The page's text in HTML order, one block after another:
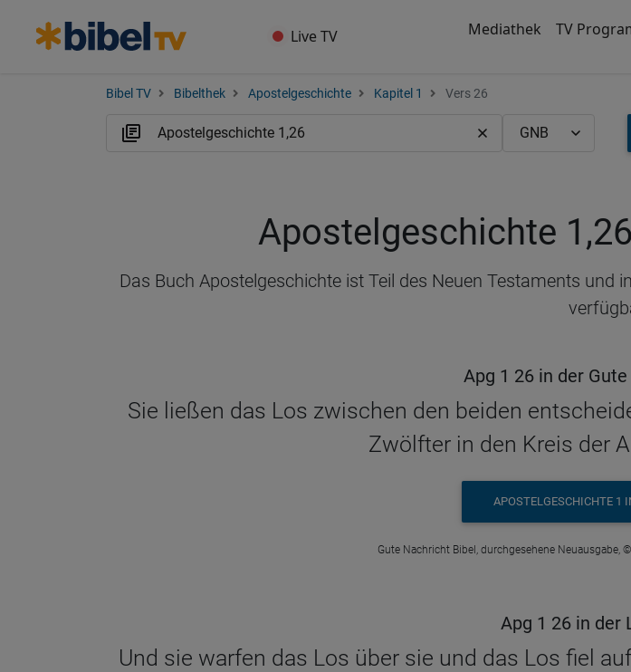
Live TV Mediathek TV
Bibel TV Bibelthek Apostelgeschichte Kapitel 1 Vers 26
Apostelgeschichte 1,26
Das Buch Apostelgeschichte ist Teil des Neuen Testaments und
Apg 1 26 in der
Sie ließen das Los zwischen den beiden
Zwölfter in den Kreis der
APOSTELGESCHICHTE 1
Gute Nachricht Bibel, durchgesehene
Apg 1 26 in der
Und sie warfen das Los über sie und das Los fiel